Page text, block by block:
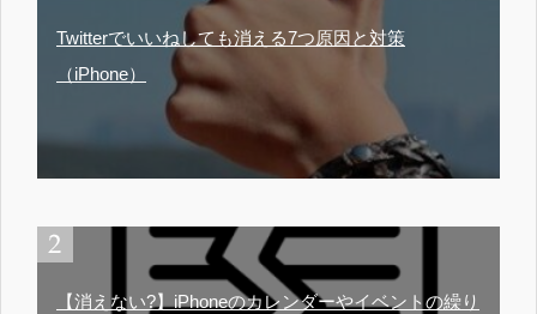
Twitterでいいねしても消える7つ原因と対策
（iPhone）
【消えない?】iPhoneのカレンダーやイベントの繰り